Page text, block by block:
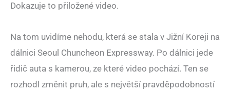
Dokazuje to přiložené video.
Na tom uvidíme nehodu, která se stala v Jižní Koreji na
dálnici Seoul Chuncheon Expressway. Po dálnici jede
řidič auta s kamerou, ze které video pochází. Ten se
rozhodl změnit pruh, ale s největší pravděpodobností